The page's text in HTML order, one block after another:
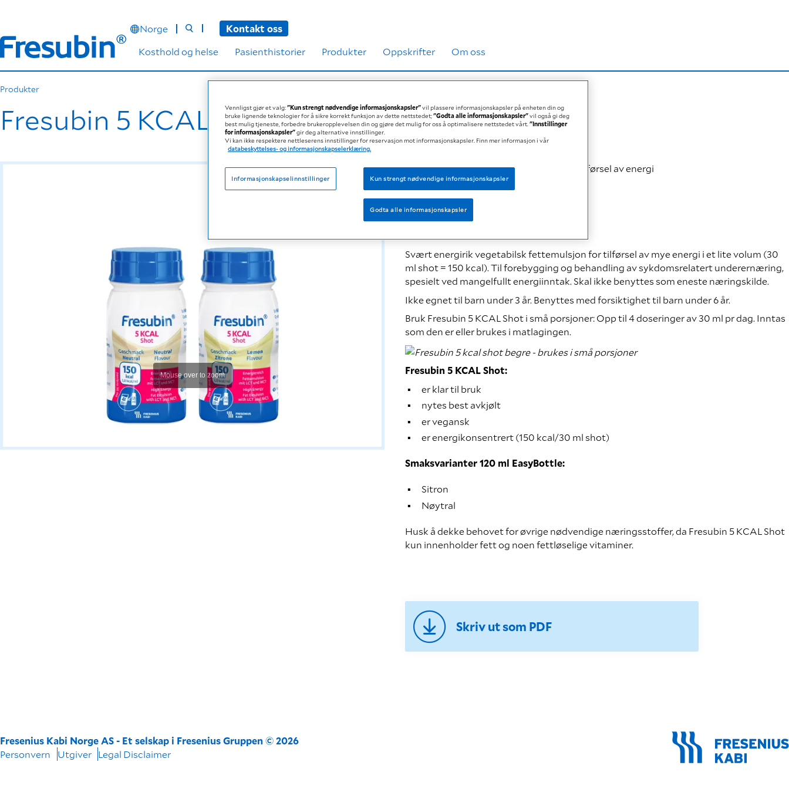
Norge
Kontakt oss
Kosthold og helse
Pasienthistorier Produkter Oppskrifter Om oss
Produkter
Fresubin 5 KCAL Shot
Mouse over to zoom
Vegetabilsk fettemulsjon – for effektiv tilførsel av energi
150 kcal 2 smaker
Svært energirik vegetabilsk fettemulsjon for tilførsel av mye energi i et lite volum (30
ml shot = 150 kcal). Til forebygging og behandling av sykdomsrelatert underernæring,
spesielt ved mangelfullt energiinntak. Skal ikke benyttes som eneste næringskilde.
Ikke egnet til barn under 3 år. Benyttes med forsiktighet til barn under 6 år.
Bruk Fresubin 5 KCAL Shot i små porsjoner: Opp til 4 doseringer av 30 ml pr dag. Inntas
som den er eller brukes i matlagingen.
Fresubin 5 KCAL Shot:
er klar til bruk
nytes best avkjølt
er vegansk
er energikonsentrert (150 kcal/30 ml shot)
Smaksvarianter 120 ml EasyBottle:
Sitron
Nøytral
Husk å dekke behovet for øvrige nødvendige næringsstoffer, da Fresubin 5 KCAL Shot
kun innenholder fett og noen fettløselige vitaminer.
Skriv ut som PDF
Fresenius Kabi Norge AS - Et selskap i Fresenius Gruppen © 2026
Personvern
Utgiver Legal Disclaimer
Vennligst gjør et valg:"Kun strengt nødvendige informasjonskapsler"vil plassere informasjonskapsler på enheten din og
bruke lignende teknologier for å sikre korrekt funksjon av dette nettstedet;"Godta alle informasjonskapsler"vil også gi deg
best mulig tjeneste, forbedre brukeropplevelsen din og gjøre det mulig for oss å optimalisere nettstedet vårt."Innstillinger
for informasjonskapsler"gir deg alternative innstillinger.
Vi kan ikke respektere nettleserens innstillinger for reservasjon mot informasjonskapsler. Finn mer informasjon i vår
databeskyttelses- og informasjonskapselerklæring.
Informasjonskapselinnstillinger Kun strengt nødvendige informasjonskapsler
Godta alle informasjonskapsler